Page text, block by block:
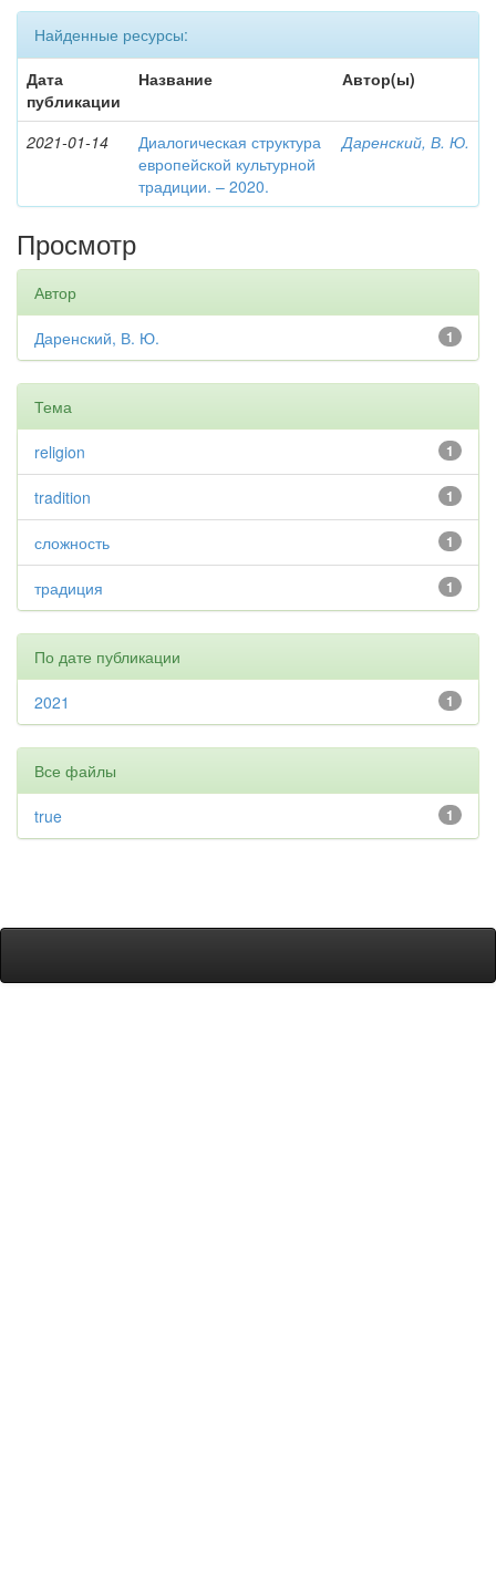
Найденные ресурсы:
Дата
публикации
Название Автор(ы)
2021-01-14
Диалогическая структура
европейской культурной
традиции. – 2020.
Даренский, В. Ю.
Просмотр
Автор
1
Даренский, В. Ю.
Тема
1
religion
1
tradition
1
сложность
1
традиция
По дате публикации
1
2021
Все файлы
1
true